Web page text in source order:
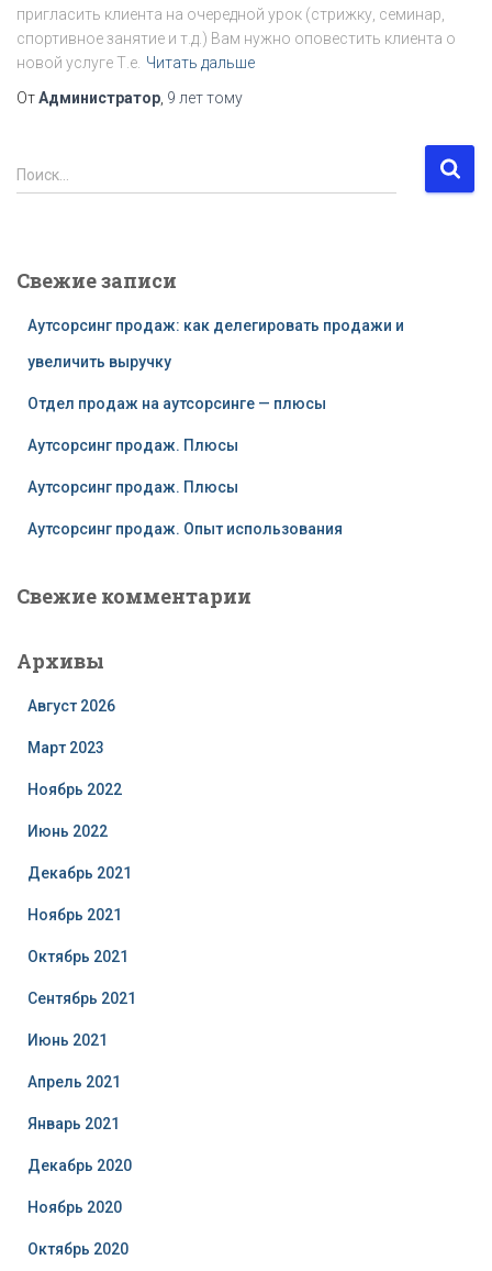
пригласить клиента на очередной урок (стрижку, семинар,
спортивное занятие и т.д.) Вам нужно оповестить клиента о
новой услуге Т.е. Читать дальше
ОтАдминистратор 9 леттому
Н
а
:
Поиск…
Свежие записи
Аутсорсинг продаж: как делегировать продажи и
увеличить выручку
Отдел продаж на аутсорсинге — плюсы
Аутсорсинг продаж. Плюсы
Аутсорсинг продаж. Плюсы
Аутсорсинг продаж. Опыт использования
Свежие комментарии
Архивы
Август 2026
Март 2023
Ноябрь 2022
Июнь 2022
Декабрь 2021
Ноябрь 2021
Октябрь 2021
Сентябрь 2021
Июнь 2021
Апрель 2021
Январь 2021
Декабрь 2020
Ноябрь 2020
Октябрь 2020